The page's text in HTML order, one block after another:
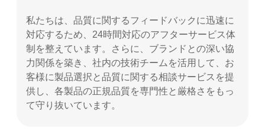
私たちは、品質に関するフィードバックに迅速に
対応するため、24時間対応のアフターサービス体
制を整えています。さらに、ブランドとの深い協
力関係を築き、社内の技術チームを活用して、お
客様に製品選択と品質に関する相談サービスを提
供し、各製品の正規品質を専門性と厳格さをもっ
て守り抜いています。